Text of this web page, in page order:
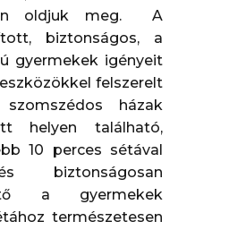
oldjuk meg. A
biztonságos, a
gyermekek igényeit
felszerelt
házak
helyen található,
10 perces sétával
biztonságosan
a gyermekek
természetesen